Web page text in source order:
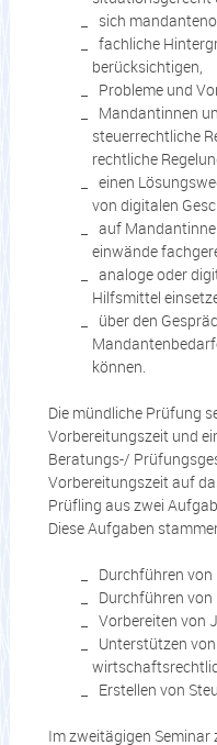
sich
fachliche
berücksichtigen,
Probleme und
Mandantinnen
steuerrechtliche
rechtliche
einen
von digitalen
auf
einwände
analoge oder
Hilfsmittel
über den
können.
Die mündliche Prüfung
Vorbereitungszeit und
Beratungs-/
Vorbereitungszeit auf
Prüfling aus zwei
Diese Aufgaben
Durchführen
Durchführen
Vorbereiten von
Unterstützen
Erstellen von
Im zweitägigen